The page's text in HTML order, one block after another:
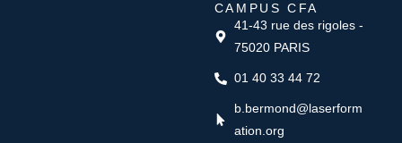
CAMPUS CFA
41-43 rue des rigoles -
75020 PARIS
01 40 33 44 72
b.bermond@laserform
ation.org